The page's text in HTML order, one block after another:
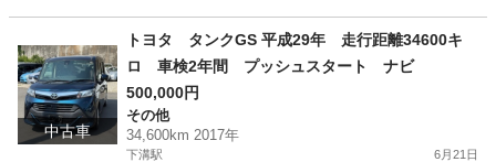
中古車
トヨタ タンクGS 平成29年 走行距離34600キ
ロ 車検2年間 プッシュスタート ナビ
500,000円
その他
34,600km 2017年
下溝駅 6月21日